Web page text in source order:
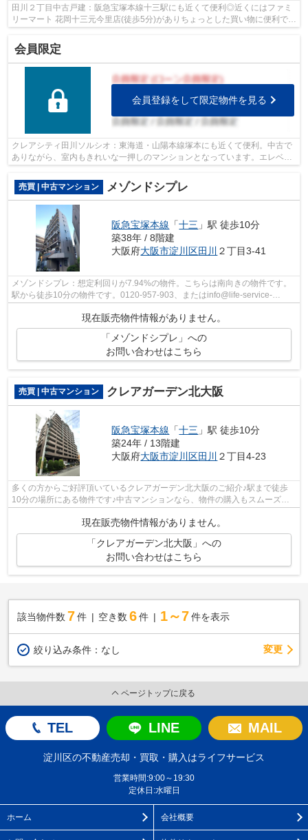
田川２丁目中古戸建：阪急宝塚本線十三駅にも近くて便利◎近くにはファミ
リーマート 花岡十三元今里店(徒歩5分)がありちょっとした買い物に便利です
◎値段がお手ごろな中古戸建てはいか...
会員限定
会員登録をして限定物件を見る
クレアシティ田川ソルシオ：東海道・山陽本線塚本にも近くて便利。中古で
ありながら、室内もきれいな一押しのマンションとなっています。エレベー
ターがある物件です。東海道・山陽本...
売買 | 中古マンション
メゾンドシプレ
阪急宝塚本線 「十三 」駅 徒歩10分
築38年 / 8階建
大阪府大阪市淀川区田川 ２丁目3-41
メゾンドシプレ：想定利回りが7.94%の物件。こちらは南向きの物件です。
駅から徒歩10分の物件です。0120-957-903、またはinfo@life-service-
kk.co.jpからライフサービスにお問い合わせ...
現在販売物件情報がありません。
「メゾンドシプレ」への
お問い合わせはこちら
売買 | 中古マンション クレアガーデン北大阪
阪急宝塚本線 「十三 」駅 徒歩10分
築24年 / 13階建
大阪府大阪市淀川区田川 ２丁目4-23
多くの方からご好評頂いているクレアガーデン北大阪のご紹介♪駅まで徒歩
10分の場所にある物件です♪中古マンションなら、物件の購入もスムーズで
現在販売物件情報がありません。
「クレアガーデン北大阪」への
お問い合わせはこちら
該当物件数 7件 空き数 6 件 1～7 件を表示
絞り込み条件： なし 変更
ページトップに戻る
TEL LINE MAIL
淀川区の不動産売却・買取・購入はライフサービス
営業時間:9:00～19:30
定休日:水曜日
ホーム 会社概要